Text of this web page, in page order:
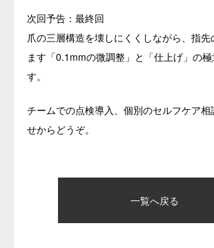
次回予告：最終回
爪の三層構造を壊しにくくしながら、指
ます「0.1mmの微調整」と「仕上げ」の
す。
チームでの点検導入、個別のセルフケア相
せからどうぞ。
一覧へ戻る